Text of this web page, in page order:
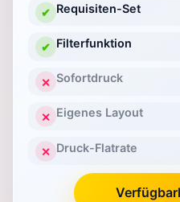
✔ Requisiten-Set
✔ Filterfunktion
✕ Sofortdruck
✕ Eigenes Layout
✕ Druck-Flatrate